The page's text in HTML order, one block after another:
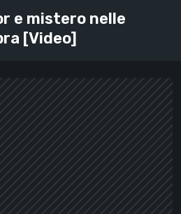
e mistero nelle
[Video]